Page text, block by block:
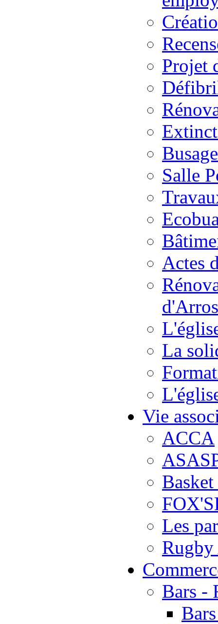
Projet
Salle
Actes
d'Arros
La
Vie
ACCA
Les
Bars -